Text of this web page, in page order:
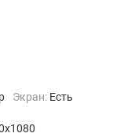
Экран: Есть